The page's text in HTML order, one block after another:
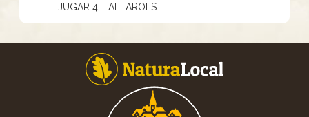
JUGAR 4. TALLAROLS